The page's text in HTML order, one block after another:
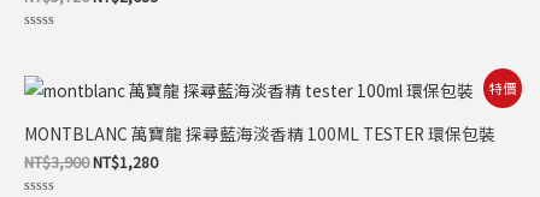
滿
分
特價
MONTBLANC 萬寶龍 探尋藍海淡香精 100ML TESTER 環保包裝
NT$3,900
原
始
價
格：
NT$3,900。
NT$1,280
目
前
價
格：
NT$1,280。